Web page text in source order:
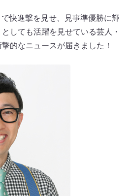
で快進撃を見せ、見事準優勝に輝
しても活躍を見せている芸人・
的なニュースが届きました！